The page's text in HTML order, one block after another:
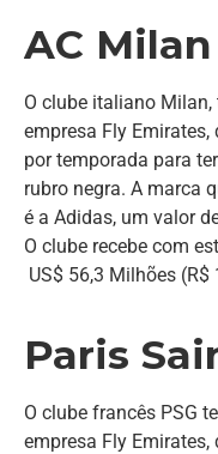
AC Milan
O clube italiano
empresa Fly
por temporada para
rubro negra. A marca
é a Adidas, um valor
O clube recebe com
US$ 56,3 Milhões
Paris
O clube francês PSG
empresa Fly